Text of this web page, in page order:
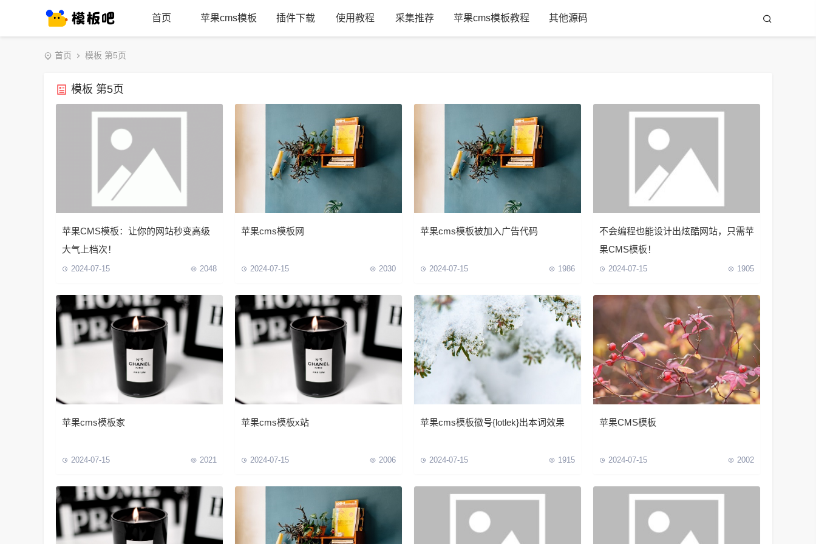
首页 苹果cms模板 插件下载 使用教程 采集推荐 苹果cms模板教程 其他源码
首页 模板 第5页
模板 第5页
苹果CMS模板：让你的网站秒变高级
大气上档次！
2024-07-15 2048
苹果cms模板网
2024-07-15 2030
苹果cms模板被加入广告代码
2024-07-15 1986
不会编程也能设计出炫酷网站，只需苹
果CMS模板！
2024-07-15 1905
苹果cms模板家
2024-07-15 2021
苹果cms模板x站
2024-07-15 2006
苹果cms模板徽号{lotlek}出本词效果
2024-07-15 1915
苹果CMS模板
2024-07-15 2002